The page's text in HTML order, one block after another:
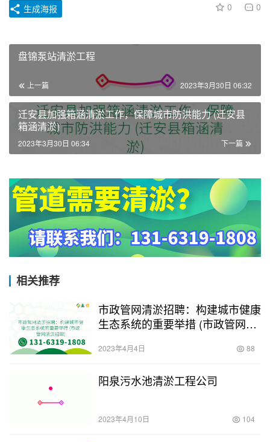
0 0
生成海报
盘锦泵站清淤工程
上一篇 2023年3月30日 06:32
迁安县加强箱涵清淤工作，保障城市防洪能力 (迁安县
箱涵清淤)
下一篇
2023年3月30日 06:34
相关推荐
市政管网清淤招聘：构建城市健康
生态系统的重要举措 (市政管网清
2023年4月4日 88
阳泉污水池清淤工程公司
2023年4月10日 104